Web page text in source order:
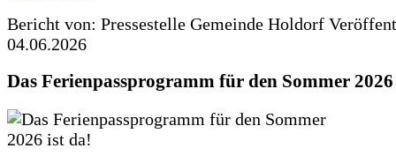
Bericht von: Pressestelle Gemeinde Holdorf
04.06.2026
Das Ferienpassprogramm für den Sommer